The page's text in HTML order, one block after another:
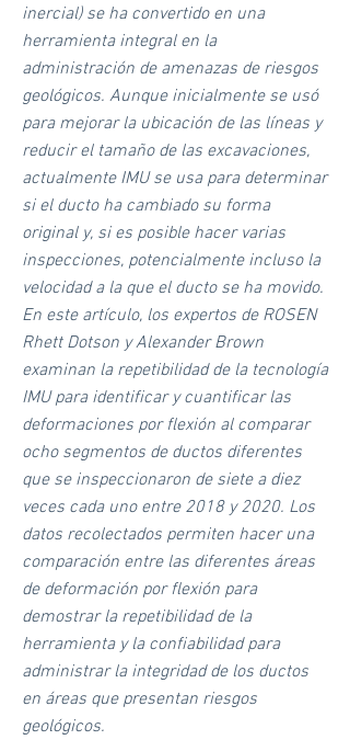
inercial) se ha convertido en una
herramienta integral en la
administración de amenazas de riesgos
geológicos. Aunque inicialmente se usó
para mejorar la ubicación de las líneas y
reducir el tamaño de las excavaciones,
actualmente IMU se usa para determinar
si el ducto ha cambiado su forma
original y, si es posible hacer varias
inspecciones, potencialmente incluso la
velocidad a la que el ducto se ha movido.
En este artículo, los expertos de ROSEN
Rhett Dotson y Alexander Brown
examinan la repetibilidad de la tecnología
IMU para identificar y cuantificar las
deformaciones por flexión al comparar
ocho segmentos de ductos diferentes
que se inspeccionaron de siete a diez
veces cada uno entre 2018 y 2020. Los
datos recolectados permiten hacer una
comparación entre las diferentes áreas
de deformación por flexión para
demostrar la repetibilidad de la
herramienta y la confiabilidad para
administrar la integridad de los ductos
en áreas que presentan riesgos
geológicos.